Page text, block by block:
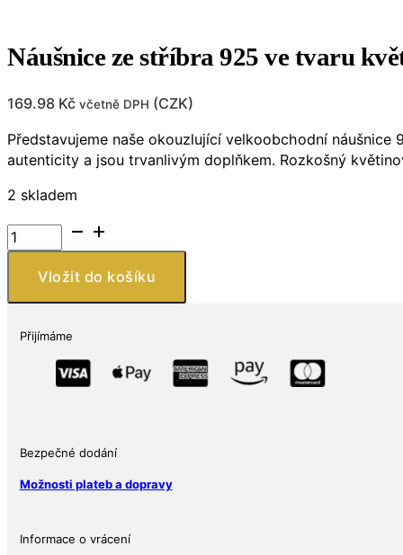
Náušnice ze stříbra 925 ve tvaru
169.98 Kč včetně DPH (CZK)
Představujeme naše okouzlující velkoobchodní
autenticity a jsou trvanlivým doplňkem. Rozkošný
2 skladem
Náušnice
ze
stříbra
tvaru
zdobené
množství
Vložit do košíku
Přijímáme
Bezpečné dodání
Možnosti plateb a dopravy
Informace o vrácení